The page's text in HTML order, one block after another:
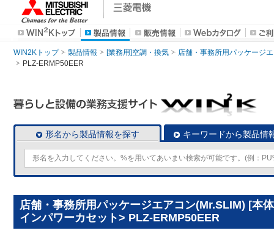
WIN2Kトップ 製品情報 [業務用]空調・換気
店舗・事務所用パッケージ
PLZ-ERMP50EER
形名から製品情報を探す キーワードから製品情
店舗・事務所用パッケージエアコン(Mr.SLIM) [本
インパワーカセット> PLZ-ERMP50EER